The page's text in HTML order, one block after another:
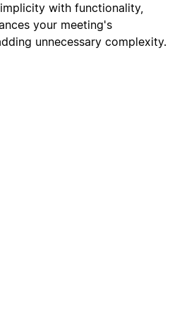
with functionality,
your meeting's
unnecessary complexity.